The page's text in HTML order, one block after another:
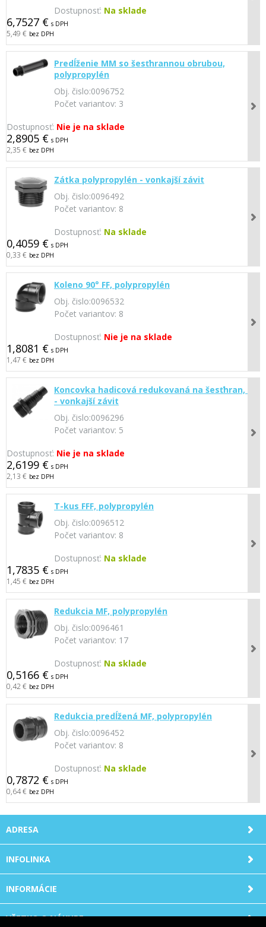
Dostupnosť: Na sklade
6,7527 € s DPH
5,49 € bez DPH
Predĺženie MM so šesťhrannou obrubou,
polypropylén
Obj. čislo:0096752
Počet variantov: 3
Dostupnosť: Nie je na sklade
2,8905 € s DPH
2,35 € bez DPH
Zátka polypropylén - vonkajší závit
Obj. čislo:0096492
Počet variantov: 8
Dostupnosť: Na sklade
0,4059 € s DPH
0,33 € bez DPH
Koleno 90° FF, polypropylén
Obj. čislo:0096532
Počet variantov: 8
Dostupnosť: Nie je na sklade
1,8081 € s DPH
1,47 € bez DPH
Koncovka hadicová redukovaná na šesťhran, PP
- vonkajší závit
Obj. čislo:0096296
Počet variantov: 5
Dostupnosť: Nie je na sklade
2,6199 € s DPH
2,13 € bez DPH
T-kus FFF, polypropylén
Obj. čislo:0096512
Počet variantov: 8
Dostupnosť: Na sklade
1,7835 € s DPH
1,45 € bez DPH
Redukcia MF, polypropylén
Obj. čislo:0096461
Počet variantov: 17
Dostupnosť: Na sklade
0,5166 € s DPH
0,42 € bez DPH
Redukcia predĺžená MF, polypropylén
Obj. čislo:0096452
Počet variantov: 8
Dostupnosť: Na sklade
0,7872 € s DPH
0,64 € bez DPH
ADRESA
INFOLINKA
INFORMÁCIE
VŠETKO O NÁKUPE